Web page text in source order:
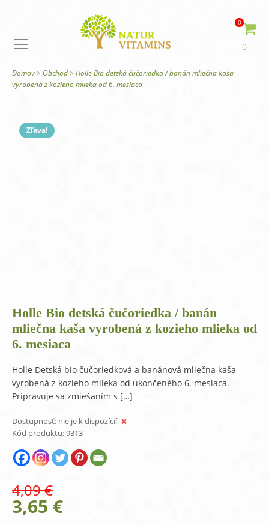
0
0
Domov> Obchod> Holle Bio detská čučoriedka / banán mliečna kaša
vyrobená z kozieho mlieka od 6. mesiaca
Zľava!
Holle Bio detská čučoriedka / banán
mliečna kaša vyrobená z kozieho mlieka od
6. mesiaca
Holle Detská bio čučoriedková a banánová mliečna kaša
vyrobená z kozieho mlieka od ukončeného 6. mesiaca.
Pripravuje sa zmiešaním s […]
Dostupnosť: nie je k dispozícií
Kód produktu:9313
4,09€
Original
3,65 €Current